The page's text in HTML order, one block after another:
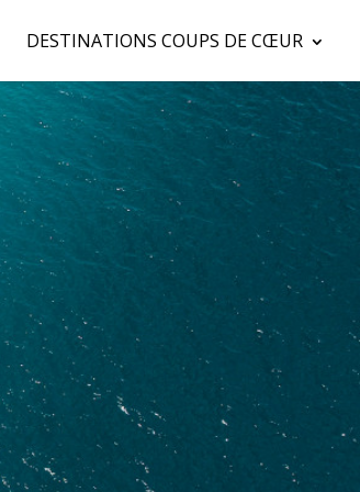
DESTINATIONS COUPS DE CŒUR